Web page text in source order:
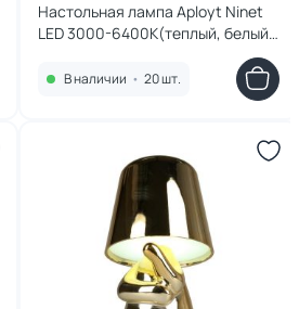
Настольная лампа Aployt Ninet
LED 3000-6400К(теплый, белый,
В наличии • 20 шт.